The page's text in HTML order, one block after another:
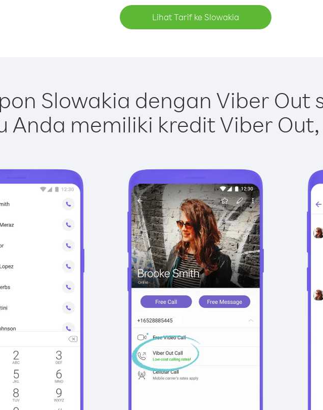
Lihat Tarif ke Slowakia
Slowakia dengan Viber Out
Anda memiliki kredit Viber